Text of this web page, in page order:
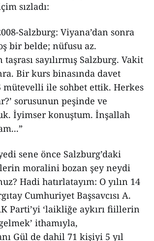
sızladı:
Salzburg: Viyana’dan sonra
bir belde; nüfusu az.
taşrası sayılırmış Salzburg. Vakit
Bir kurs binasında davet
mütevelli ile sohbet ettik. Herkes
sorusunun peşinde ve
İyimser konuştum. İnşallah
sene önce Salzburg’daki
moralini bozan şey neydi
Hadi hatırlatayım: O yılın 14
Cumhuriyet Başsavcısı A.
Parti’yi ‘laikliğe aykırı fiillerin
ithamıyla,
Gül de dahil 71 kişiyi 5 yıl